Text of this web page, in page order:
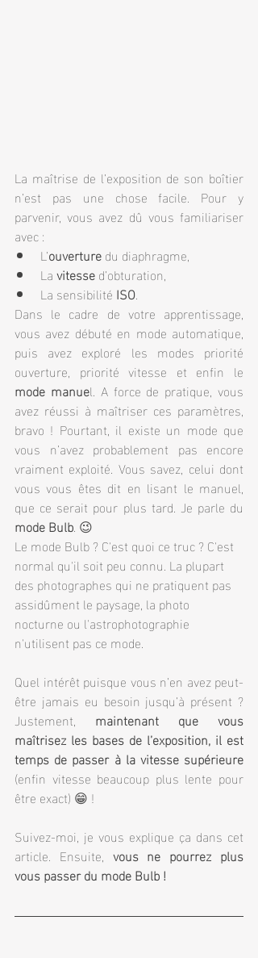
La maîtrise de l’exposition de son boîtier
n’est pas une chose facile. Pour y
parvenir, vous avez dû vous familiariser
avec :
L’ouverture du diaphragme,
La vitesse d’obturation,
La sensibilité ISO.
Dans le cadre de votre apprentissage,
vous avez débuté en mode automatique,
puis avez exploré les modes priorité
mode manuel. A force de pratique, vous
avez réussi à maîtriser ces paramètres,
bravo ! Pourtant, il existe un mode que
vous n’avez probablement pas encore
vraiment exploité. Vous savez, celui dont
vous vous êtes dit en lisant le manuel,
mode Bulb. 😉
Le mode Bulb ? C'est quoi ce truc ? C'est
normal qu'il soit peu connu. La plupart
des photographes qui ne pratiquent pas
assidûment le paysage, la photo
nocturne ou l'astrophotographie
n'utilisent pas ce mode.
Quel intérêt puisque vous n’en avez peut-
être jamais eu besoin jusqu’à présent ?
Justement, maintenant que vous
maîtrisez les bases de l’exposition, il est
temps de passer à la vitesse supérieure
(enfin vitesse beaucoup plus lente pour
être exact) 😁 !
Suivez-moi, je vous explique ça dans cet
article. Ensuite, vous ne pourrez plus
vous passer du mode Bulb !